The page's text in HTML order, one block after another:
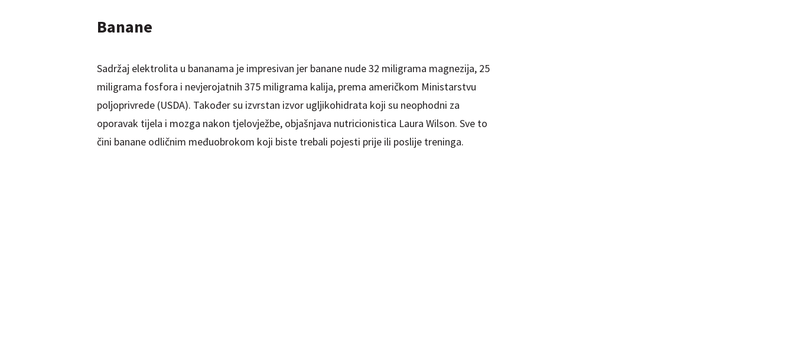
Banane
Sadržaj elektrolita u bananama je impresivan jer banane nude 32 miligrama magnezija, 25
miligrama fosfora i nevjerojatnih 375 miligrama kalija, prema američkom Ministarstvu
poljoprivrede (USDA). Također su izvrstan izvor ugljikohidrata koji su neophodni za
oporavak tijela i mozga nakon tjelovježbe, objašnjava nutricionistica Laura Wilson. Sve to
čini banane odličnim međuobrokom koji biste trebali pojesti prije ili poslije treninga.